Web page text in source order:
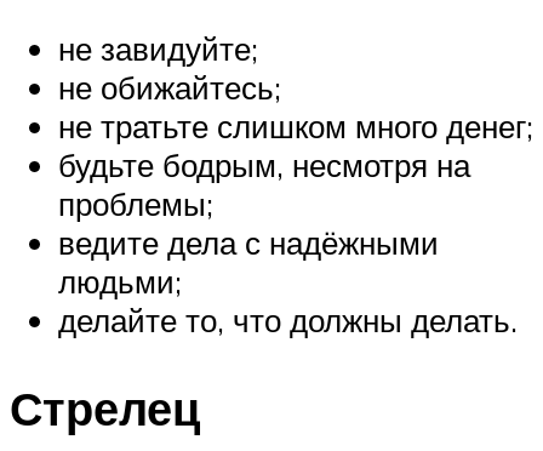
не завидуйте;
не обижайтесь;
не тратьте слишком много денег;
будьте бодрым, несмотря на
проблемы;
ведите дела с надёжными
людьми;
делайте то, что должны делать.
Стрелец